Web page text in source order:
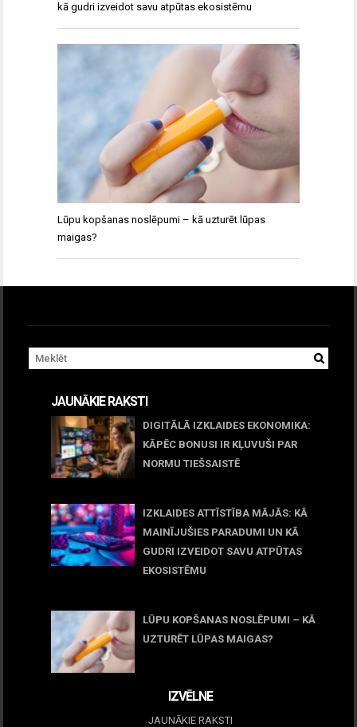
kā gudri izveidot savu atpūtas ekosistēmu
Lūpu kopšanas noslēpumi – kā uzturēt lūpas
maigas?
JAUNĀKIE RAKSTI
DIGITĀLĀ IZKLAIDES EKONOMIKA:
KĀPĒC BONUSI IR KĻUVUŠI PAR
NORMU TIEŠSAISTĒ
IZKLAIDES ATTĪSTĪBA MĀJĀS: KĀ
MAINĪJUŠIES PARADUMI UN KĀ
GUDRI IZVEIDOT SAVU ATPŪTAS
EKOSISTĒMU
LŪPU KOPŠANAS NOSLĒPUMI – KĀ
UZTURĒT LŪPAS MAIGAS?
IZVĒLNE
JAUNĀKIE RAKSTI